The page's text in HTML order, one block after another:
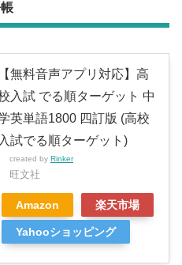
【無料音声アプリ対応】高
入試 でる順ターゲット 中
英単語1800 四訂版 (高校
入試でる順ターゲット)
created by Rinker
旺文社
Amazon 楽天市場
Yahooショッピング